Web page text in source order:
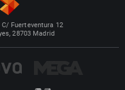
C/ Fuerteventura 12
28703 Madrid